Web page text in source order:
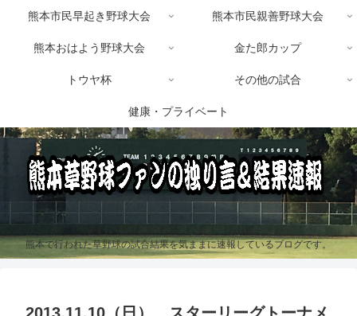
熊本で行われた草野球の試合結果を気ままに速報しているブログです。
熊本市民早起き野球大会 熊本市民親善野球大会
熊本おはよう野球大会 金た郎カップ
トウヤ杯 その他の試合
健康・プライベート